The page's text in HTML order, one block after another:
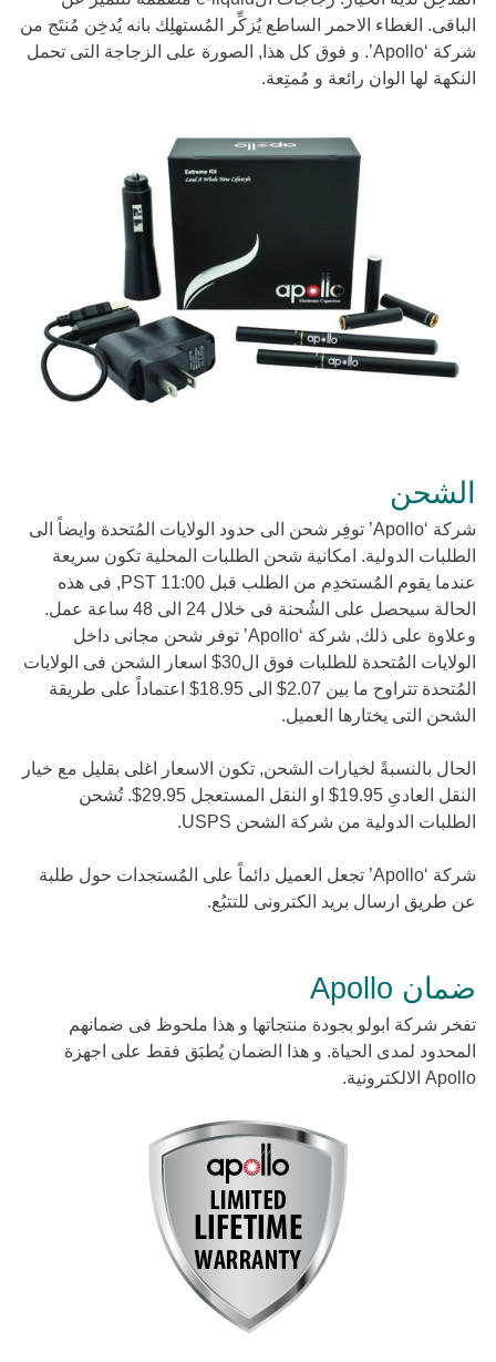
الباقى. الغطاء الاحمر الساطع يُزكِّر المُستهلِك بانه يُدخِن مُنتَج من
شركة ‘Apollo’. و فوق كل هذا, الصورة على الزجاجة التى تحمل
النكهة لها الوان رائعة و مُمتِعة.
الشحن
شركة ‘Apollo’ توفِر شحن الى حدود الولايات المُتحدة وايضاً الى
الطلبات الدولية. امكانية شحن الطلبات المحلية تكون سريعة
عندما يقوم المُستخدِم من الطلب قبل 11:00 PST, فى هذه
الحالة سيحصل على الشُحنة فى خلال 24 الى 48 ساعة عمل.
وعلاوة على ذلك, شركة ‘Apollo’ توفر شحن مجانى داخل
الولايات المُتحدة للطلبات فوق ال30$ اسعار الشحن فى الولايات
المُتحدة تتراوح ما بين 2.07$ الى 18.95$ اعتماداً على طريقة
الشحن التى يختارها العميل.
الحال بالنسبةً لخيارات الشحن, تكون الاسعار اغلى بقليل مع خيار
النقل العادىِ 19.95$ او النقل المستعجل 29.95$. تُشحن
الطلبات الدولية من شركة الشحن USPS.
شركة ‘Apollo’ تجعل العميل دائماً على المُستجدات حول طلبة
عن طريق ارسال بريد الكترونى للتتبُع.
ضمان Apollo
تفخر شركة ابولو بجودة منتجاتها و هذا ملحوظ فى ضمانهم
المحدود لمدى الحياة. و هذا الضمان يُطبَق فقط على اجهزة
Apollo الالكترونية.